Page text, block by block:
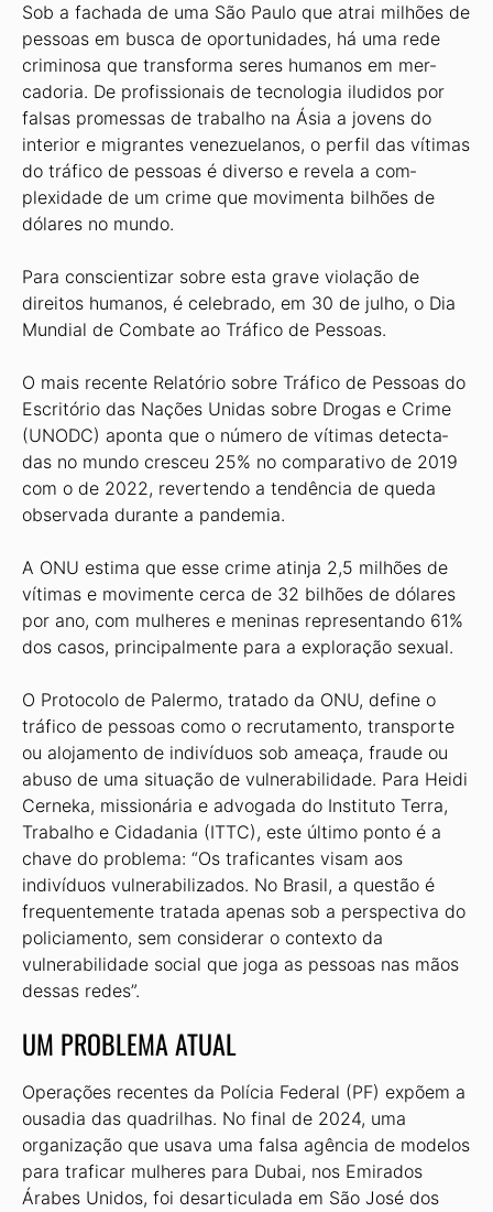
Sob a fachada de uma São Paulo que atrai milhões de
pessoas em busca de oportunidades, há uma rede
criminosa que transforma seres humanos em mer­
cadoria. De profissionais de tecnologia iludidos por
falsas promessas de trabalho na Ásia a jovens do
interior e migrantes venezuelanos, o perfil das vítimas
do trá­fico de pessoas é diverso e revela a com­
plexidade de um crime que movimenta bilhões de
dólares no mundo.
Para conscientizar sobre esta grave violação de
direitos humanos, é celebra­do, em 30 de julho, o Dia
Mundial de Combate ao Tráfico de Pessoas.
O mais recente Relatório sobre Trá­fico de Pessoas do
Escritório das Nações Unidas sobre Drogas e Crime
(UNODC) aponta que o número de vítimas detecta­
das no mundo cresceu 25% no compara­tivo de 2019
com o de 2022, revertendo a tendência de queda
observada durante a pandemia.
A ONU estima que esse crime atinja 2,5 milhões de
vítimas e movimente cer­ca de 32 bilhões de dólares
por ano, com mulheres e meninas representando 61%
dos casos, principalmente para a explo­ração sexual.
O Protocolo de Palermo, tratado da ONU, define o
tráfico de pessoas como o recrutamento, transporte
ou alojamen­to de indivíduos sob ameaça, fraude ou
abuso de uma situação de vulnerabili­dade. Para Heidi
Cerneka, missionária e advogada do Instituto Terra,
Trabalho e Cidadania (ITTC), este último ponto é a
chave do problema: “Os traficantes visam aos
indivíduos vulnerabilizados. No Brasil, a questão é
frequentemente tratada apenas sob a perspectiva do
poli­ciamento, sem considerar o contexto da
vulnerabilidade social que joga as pesso­as nas mãos
dessas redes”.
UM PROBLEMA ATUAL
Operações recentes da Polícia Fede­ral (PF) expõem a
ousadia das quadri­lhas. No final de 2024, uma
organização que usava uma falsa agência de modelos
para traficar mulheres para Dubai, nos Emirados
Árabes Unidos, foi desarticu­lada em São José dos